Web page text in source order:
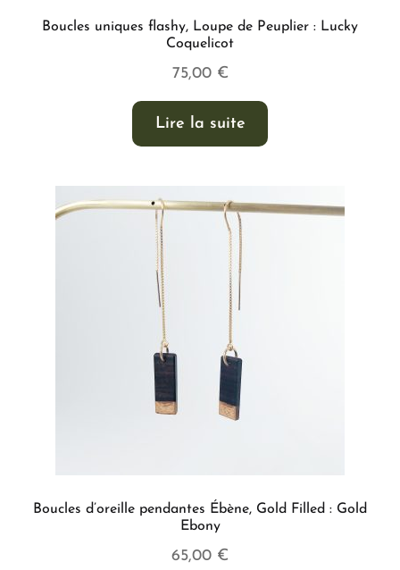
Boucles uniques flashy, Loupe de Peuplier : Lucky
Coquelicot
75,00 €
Lire la suite
Boucles d’oreille pendantes Ébène, Gold Filled : Gold
Ebony
65,00 €